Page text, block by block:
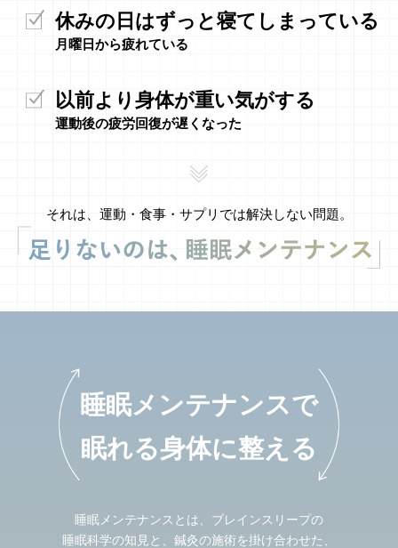
休みの日はずっと寝てしまっている
月曜日から疲れている
以前より身体が重い気がする
運動後の疲労回復が遅くなった
それは、運動・食事・サプリでは解決しない問題。
睡眠メンテナンスで
眠れる身体に整える
睡眠メンテナンスとは、ブレインスリープの
睡眠科学の知見と、鍼灸の施術を掛け合わせた、